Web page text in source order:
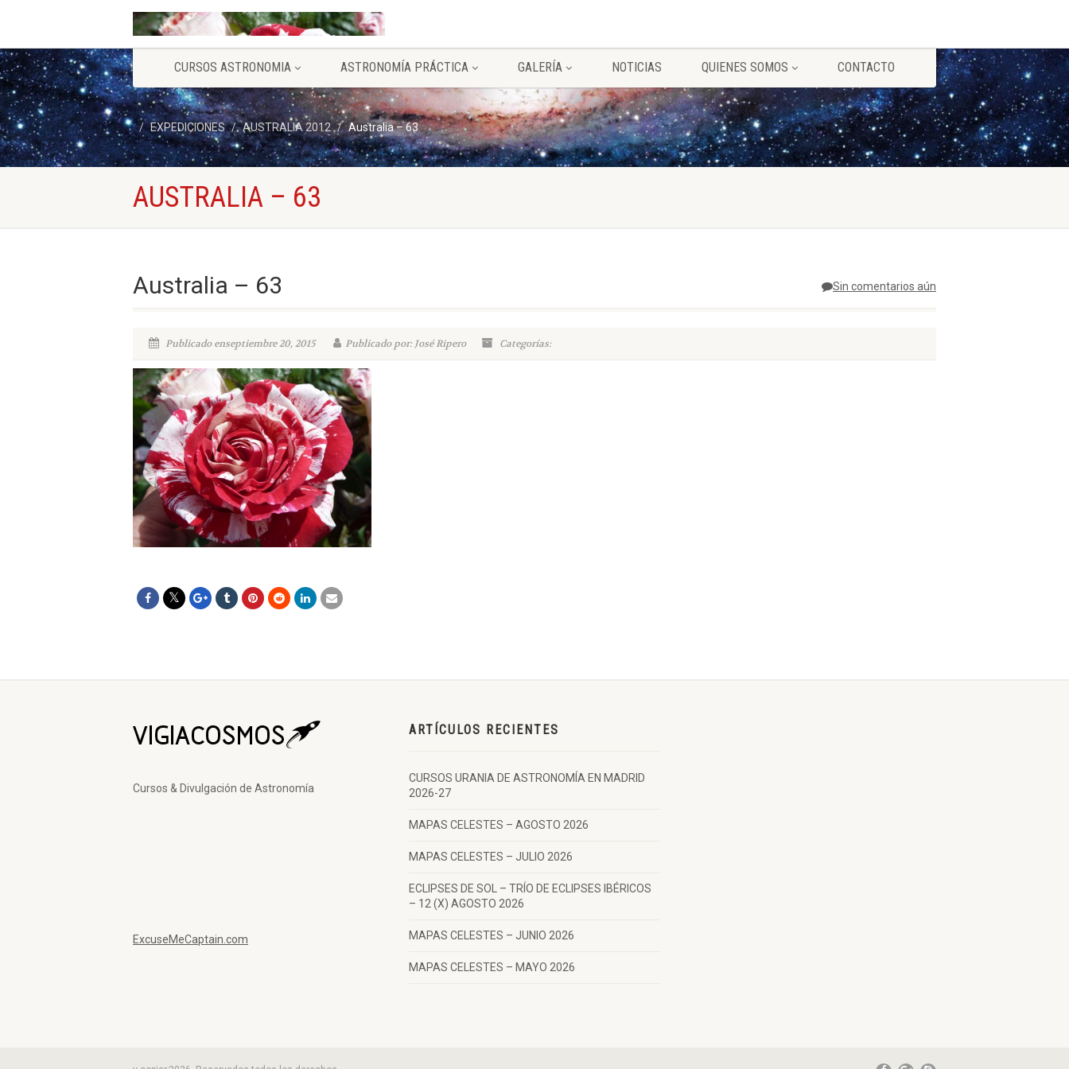
CURSOS ASTRONOMIA ASTRONOMÍA PRÁCTICA GALERÍA NOTICIAS QUIENES SOMOS CONTACTO
EXPEDICIONES AUSTRALIA 2012 Australia – 63
AUSTRALIA – 63
Sin comentarios aún
Australia – 63
Publicado enseptiembre 20, 2015 Publicado por: José Ripero Categorías:
Cursos & Divulgación de Astronomía
ExcuseMeCaptain.com
ARTÍCULOS RECIENTES
CURSOS URANIA DE ASTRONOMÍA EN MADRID
2026-27
MAPAS CELESTES – AGOSTO 2026
MAPAS CELESTES – JULIO 2026
ECLIPSES DE SOL – TRÍO DE ECLIPSES IBÉRICOS
– 12 (X) AGOSTO 2026
MAPAS CELESTES – JUNIO 2026
MAPAS CELESTES – MAYO 2026